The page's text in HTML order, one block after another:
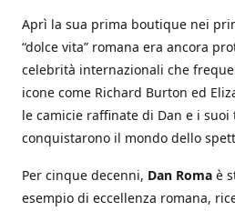
Aprì la sua prima boutique nei
“dolce vita” romana era ancora
celebrità internazionali che
icone come Richard Burton ed
le camicie raffinate di Dan e i suoi
conquistarono il mondo dello
Per cinque decenni, Dan Roma è
esempio di eccellenza romana,